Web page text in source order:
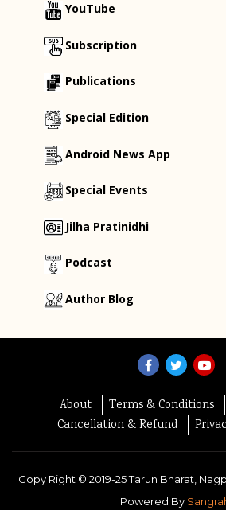
YouTube
Subscription
Publications
Special Edition
Android News App
Special Events
Jilha Pratinidhi
Podcast
Author Blog
About Terms & Conditions
Cancellation & Refund
Copy Right © 2019-25Tarun Bharat,
Powered By